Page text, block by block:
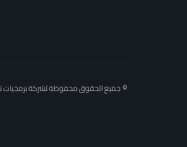
© جميع الحقوق محفوظة لشركة برمجيات